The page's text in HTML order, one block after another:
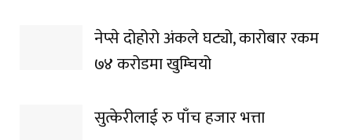
नेप्से दोहोरो अंकले घट्यो, कारोबार रकम
७४ करोडमा खुम्चियो
सुत्केरीलाई रु पाँच हजार भत्ता